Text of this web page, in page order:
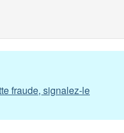
fraude, signalez-le